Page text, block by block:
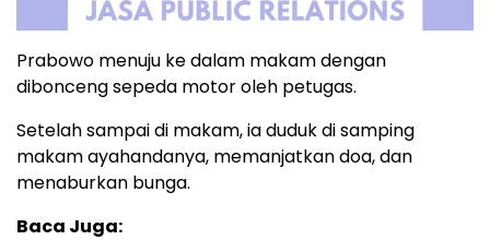
Prabowo menuju ke dalam makam dengan
dibonceng sepeda motor oleh petugas.
Setelah sampai di makam, ia duduk di samping
makam ayahandanya, memanjatkan doa, dan
menaburkan bunga.
Baca Juga: